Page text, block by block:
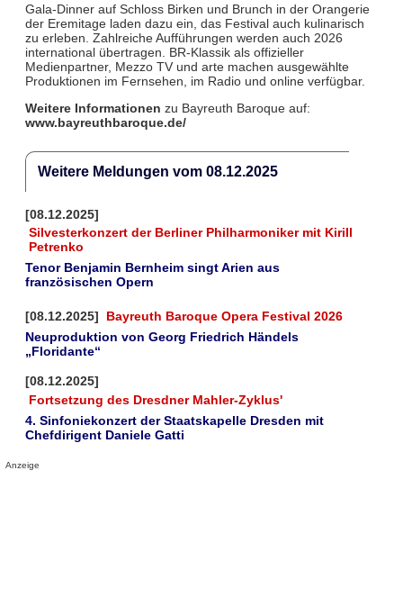
Gala-Dinner auf Schloss Birken und Brunch in der Orangerie
der Eremitage laden dazu ein, das Festival auch kulinarisch
zu erleben. Zahlreiche Aufführungen werden auch 2026
international übertragen. BR-Klassik als offizieller
Medienpartner, Mezzo TV und arte machen ausgewählte
Produktionen im Fernsehen, im Radio und online verfügbar.
Weitere Informationen zu Bayreuth Baroque auf:
www.bayreuthbaroque.de/
Weitere Meldungen vom 08.12.2025
[08.12.2025]
Silvesterkonzert der Berliner Philharmoniker mit Kirill
Petrenko
Tenor Benjamin Bernheim singt Arien aus
französischen Opern
[08.12.2025]
Bayreuth Baroque Opera Festival 2026
Neuproduktion von Georg Friedrich Händels
„Floridante“
[08.12.2025]
Fortsetzung des Dresdner Mahler-Zyklus'
4. Sinfoniekonzert der Staatskapelle Dresden mit
Chefdirigent Daniele Gatti
Anzeige